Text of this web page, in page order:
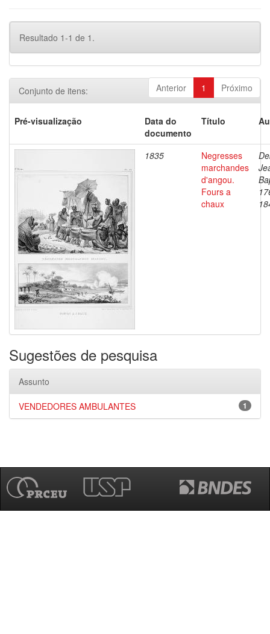
Resultado 1-1 de 1.
Anterior 1 Próximo
Conjunto de itens:
Pré-visualização
Data do
documento
Título
1835
Negresses
marchandes
d'angou.
Fours a
chaux
Sugestões de pesquisa
Assunto
1
VENDEDORES AMBULANTES